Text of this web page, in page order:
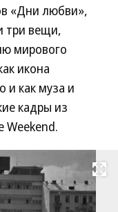
«Дни любви»,
три вещи,
мирового
икона
и как муза и
кадры из
Развернуть